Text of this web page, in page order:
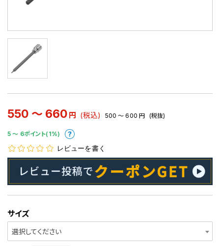
550 ～ 660 円 (税込) 500 ～ 600 円 (税抜)
5 〜 6ポイント(1%)
レビューを書く
サイズ
選択してください